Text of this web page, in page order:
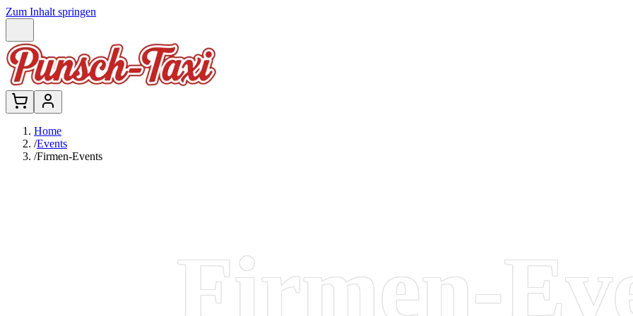
Zum Inhalt springen
Home
/Events
/Firmen-Events
Firmen-